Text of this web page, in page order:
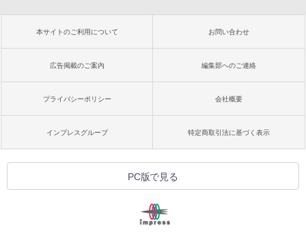
本サイトのご利用について お問い合わせ
広告掲載のご案内 編集部へのご連絡
プライバシーポリシー 会社概要
インプレスグループ 特定商取引法に基づく表示
PC版で見る